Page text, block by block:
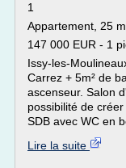
1
Appartement, 25
147 000 EUR - 1
Issy-les-
Carrez + 5m² de
ascenseur. Salon
possibilité de
SDB avec WC en
Lire la suite